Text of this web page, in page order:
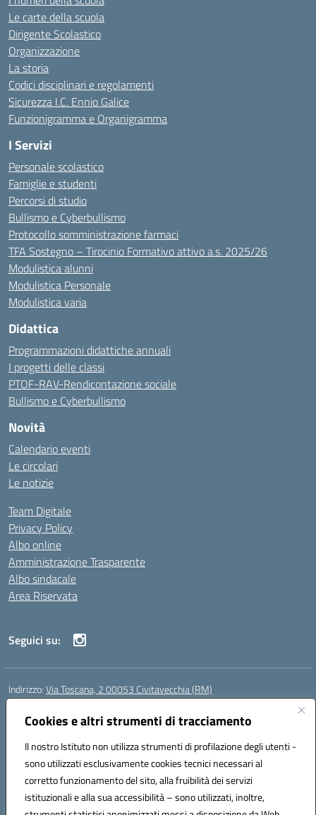
Cookies e altri strumenti di tracciamento
Il nostro Istituto non utilizza strumenti di profilazione degli utenti -
sono utilizzati esclusivamente cookies tecnici necessari al
corretto funzionamento del sito, alla fruibilità dei servizi
istituzionali e alla sua accessibilità – sono utilizzati, inoltre,
Le carte della scuola
Dirigente Scolastico
Organizzazione
La storia
Codici disciplinari e regolamenti
Sicurezza I.C. Ennio Galice
Funzionigramma e Organigramma
I Servizi
Personale scolastico
Famiglie e studenti
Percorsi di studio
Bullismo e Cyberbullismo
Protocollo somministrazione farmaci
TFA Sostegno – Tirocinio Formativo attivo a.s. 2025/26
Modulistica alunni
Modulistica Personale
Modulistica varia
Didattica
Programmazioni didattiche annuali
I progetti delle classi
PTOF-RAV-Rendicontazione sociale
Bullismo e Cyberbullismo
Novità
Calendario eventi
Le circolari
Le notizie
Team Digitale
Privacy Policy
Albo online
Amministrazione Trasparente
Albo sindacale
Area Riservata
Seguici su:
Indirizzo:Via Toscana, 2 00053 Civitavecchia (RM)
Centralino:
Posta elettronica certificata (PEC):rmic8b900g@pec.istruzione.it
Codice fiscale: 91038380589
Codice meccanografico:RMIC8B900G
Codice Indice delle Pubbliche Amministrazioni (IPA): istsc_rmic8b900g
Codice unico di fatturazione (CUF): UFP4NO